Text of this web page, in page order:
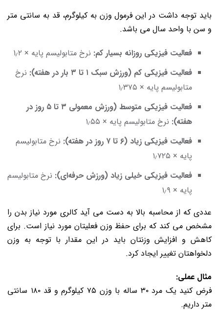
باید توجه داشت در این فرمول وزن به کیلوگرم، قد به سانتی متر
و سن با واحد سال می باشد.
فعالیت فیزیکی روزانه بسیار کم: نرخ متابولیسم پایه × 1٫۲
فعالیت فیزیکی کم (ورزش سبک ۱ تا ۳ بار در هفته):
نرخ
متابولیسم پایه × ۱٫۳۷۵
فعالیت فیزیکی متوسط (ورزش معمولی ۳ تا ۵ روز در
هفته): نرخ متابولیسم پایه × ۱٫۵۵
فعالیت فیزیکی زیاد (۶ تا ۷ روز در هفته):
نرخ متابولیسم
پایه × ۱٫۷۲۵
فعالیت فیزیکی خیلی زیاد (ورزش حرفه‌ای): نرخ متابولیسم
پایه × ۱٫۹
عددی که از محاسبه بالا به دست می آید کالری مورد نیاز بدن را
مشخص می کند که برای حفظ وزن فعلیتان مورد نیاز است. برای
کاهش و افزایش وزنتان باید در این مقدار با توجه به وزن
دلخواهتان تغییر ایجاد کرد.
مثال عملی:
فرض کنید یک مرد ۳۰ ساله با وزن ۷۵ کیلوگرم و قد ۱۸۰ سانتی
متر داریم.